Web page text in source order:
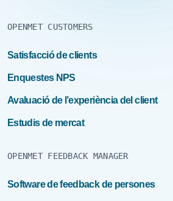
OPENMET CUSTOMERS
Satisfacció de clients
Enquestes NPS
Avaluació de l’experiència del client
Estudis de mercat
OPENMET FEEDBACK MANAGER
Software de feedback de persones